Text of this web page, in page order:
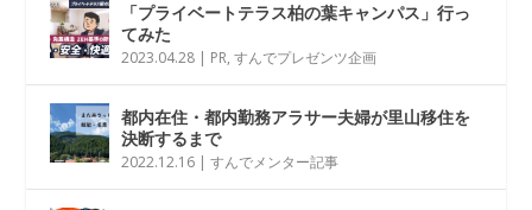
「プライベートテラス柏の葉キャンパス」行っ
てみた
2023.04.28 | PR,すんでプレゼンツ企画
都内在住・都内勤務アラサー夫婦が里山移住を
決断するまで
2022.12.16 |すんでメンター記事